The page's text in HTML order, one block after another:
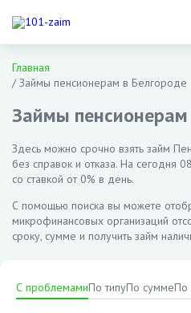
Главная
/Займы пенсионерам в Белгороде
Займы пенсионерам
Здесь можно срочно взять займ
без справок и отказа. На сегодня
со ставкой от 0% в день.
С помощью поиска вы можете
микрофинансовых организаций
сроку, сумме и получить займ
С проблемамиПо типуПо суммеПо